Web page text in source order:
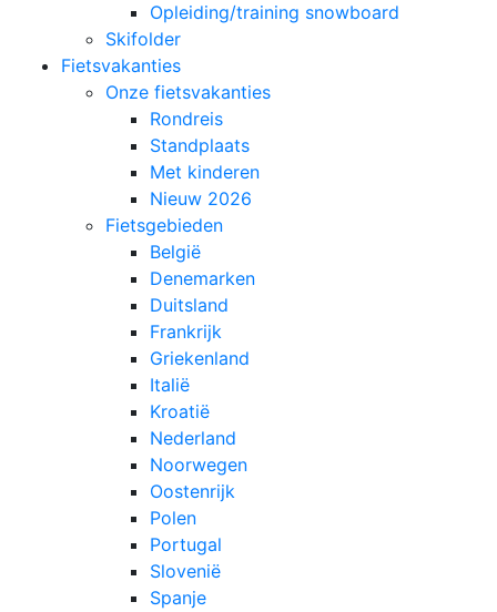
Opleiding/training snowboard
Skifolder
Fietsvakanties
Onze fietsvakanties
Rondreis
Standplaats
Met kinderen
Nieuw 2026
Fietsgebieden
België
Denemarken
Duitsland
Frankrijk
Griekenland
Italië
Kroatië
Nederland
Noorwegen
Oostenrijk
Polen
Portugal
Slovenië
Spanje